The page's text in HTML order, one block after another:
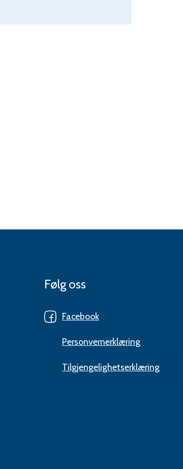
Følg oss
Facebook
Personvernerklæring
Tilgjengelighetserklæring